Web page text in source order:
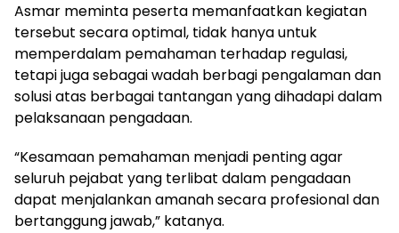
Asmar meminta peserta memanfaatkan kegiatan
tersebut secara optimal, tidak hanya untuk
memperdalam pemahaman terhadap regulasi,
tetapi juga sebagai wadah berbagi pengalaman dan
solusi atas berbagai tantangan yang dihadapi dalam
pelaksanaan pengadaan.
“Kesamaan pemahaman menjadi penting agar
seluruh pejabat yang terlibat dalam pengadaan
dapat menjalankan amanah secara profesional dan
bertanggung jawab,” katanya.